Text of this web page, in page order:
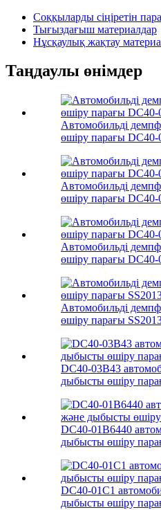
Соққыларды сіңіретін
Тығыздағыш материалдар
Нұсқаулық жақтау
Таңдаулы өнімдер
Автомобильді
өшіру парағы DC40-
Автомобильді
өшіру парағы
Автомобильді
өшіру парағы DC40-
Автомобильді
өшіру парағы
DC40-03B43
дыбысты өшіру
DC40-01B6440
дыбысты өшіру
DC40-01C1
дыбысты өшіру